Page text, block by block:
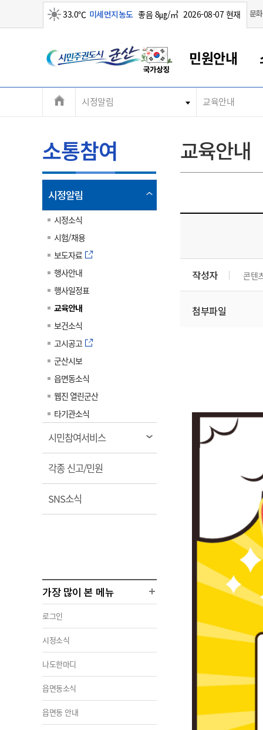
맑음
33.0℃ 미세먼지농도 좋음 8㎍/㎥ 2026-08-07 현재 문
시
민
주
권
도
시
군
산
체
민원안내
민원안내
대표전화 063-454-4000
부서 및 담당자 연락처
전화번호안내
찾아오시는길
민원창구안내
민원수수료
종합민원창구
민원편의제도
복합민원 상담예약제
폐업신고 원스톱서비스
납세자 보호관제도
소통참여
대표전화 063-454-4000
부서 및 담당자 연락처
전화번호안내
찾아오시는길
시정알림
시험/채용
보도자료
고시공고
군산시보
웹진 열린군산
생활복지
대표전화 063-454-4000
부서 및 담당자 연락처
전화번호안내
찾아오시는길
복지/보건
통합돌봄
주민복지
사회서비스(바우처)
장사정보
경제산업
대표전화 063-454-4000
부서 및 담당자 연락처
전화번호안내
찾아오시는길
군산사랑상품권
상품권 공지사항
상품권 Q&A
정보공개
대표전화 063-454-4000
부서 및 담당자 연락처
전화번호안내
찾아오시는길
정보공개제도
비공개대상정보
불복구제절차
계약정보공개
입찰/계약정보
용역과제
군산새만금
대표전화 063-454-4000
부서 및 담당자 연락처
전화번호안내
찾아오시는길
군산에서 시작되는 새만금
군산소개
대표전화 063-454-4000
부서 및 담당자 연락처
전화번호안내
찾아오시는길
군산시 비전
전북소개
대표전화 063-454-4000
부서 및 담당자 연락처
전화번호안내
찾아오시는길
전북특별자치도 소개
전북특별자치도 용어 Q&A
시정알림 교육안내
소통참여
시정알림
림
시정소식
시험/채용
보도자료
행사안내
행사일정표
교육안내
보건소식
고시공고
군산시보
읍면동소식
웹진 열린군산
타기관소식
시민참여서비스열
림
각종 신고/민원
림
SNS소식
림
가장 많이 본 메뉴
로그인
시정소식
나도한마디
읍면동소식
읍면동 안내
교육안내
작성자 콘텐
첨부파일